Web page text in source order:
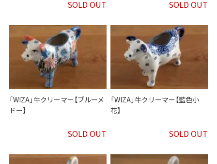
SOLD OUT SOLD OUT
「WIZA」牛クリーマー【ブルーメ
ドー】
SOLD OUT
「WIZA」牛クリーマー【藍色小
花】
SOLD OUT